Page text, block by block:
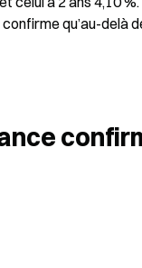
qu’au-delà